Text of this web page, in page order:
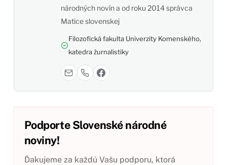
národných novín a od roku 2014 správca
Matice slovenskej
Filozofická fakulta Univerzity Komenského,
katedra žurnalistiky
Podporte Slovenské národné
noviny!
Ďakujeme za každú Vašu podporu, ktorá